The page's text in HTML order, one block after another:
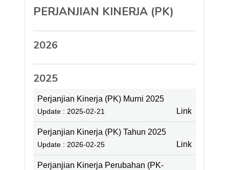
PERJANJIAN KINERJA (PK)
2026
2025
Perjanjian Kinerja (PK) Murni 2025
Update : 2025-02-21 Link
Perjanjian Kinerja (PK) Tahun 2025
Update : 2026-02-25 Link
Perjanjian Kinerja Perubahan (PK-